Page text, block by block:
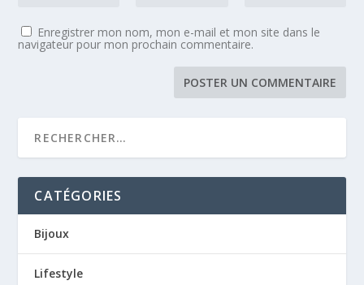
Enregistrer mon nom, mon e-mail et mon site dans le
navigateur pour mon prochain commentaire.
CATÉGORIES
Bijoux
Lifestyle